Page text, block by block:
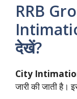
RRB
देखें?
City
जारी की जाती है।